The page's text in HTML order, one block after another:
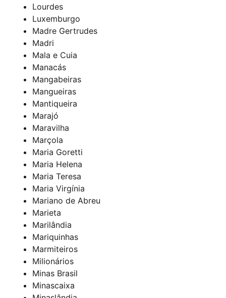
Lourdes
Luxemburgo
Madre Gertrudes
Madri
Mala e Cuia
Manacás
Mangabeiras
Mangueiras
Mantiqueira
Marajó
Maravilha
Marçola
Maria Goretti
Maria Helena
Maria Teresa
Maria Virgínia
Mariano de Abreu
Marieta
Marilândia
Mariquinhas
Marmiteiros
Milionários
Minas Brasil
Minascaixa